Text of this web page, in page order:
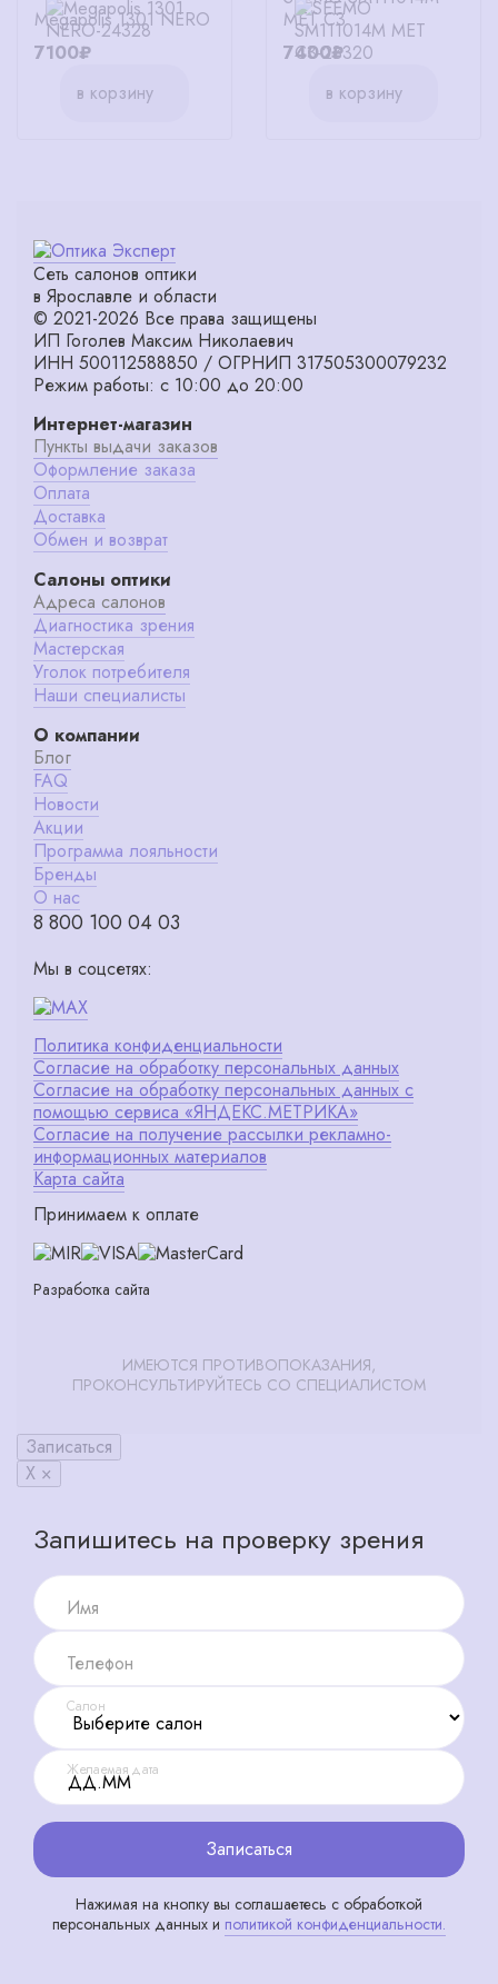
Megapolis 1301 NERO
7100₽
в корзину
MET C3
7400₽
в корзину
Сеть салонов оптики
в Ярославле и области
© 2021-2026 Все права защищены
ИП Гоголев Максим Николаевич
ИНН 500112588850 / ОГРНИП 317505300079232
Режим работы: с 10:00 до 20:00
Интернет-магазин
Пункты выдачи заказов
Оформление заказа
Оплата
Доставка
Обмен и возврат
Салоны оптики
Адреса салонов
Диагностика зрения
Мастерская
Уголок потребителя
Наши специалисты
О компании
Блог
FAQ
Новости
Акции
Программа лояльности
Бренды
О нас
8 800 100 04 03
Мы в соцсетях:
Политика конфиденциальности
Согласие на обработку персональных данных
Согласие на обработку персональных данных с
помощью сервиса «ЯНДЕКС.МЕТРИКА»
Согласие на получение рассылки рекламно-
информационных материалов
Карта сайта
Принимаем к оплате
Разработка сайта
ИМЕЮТСЯ ПРОТИВОПОКАЗАНИЯ,
ПРОКОНСУЛЬТИРУЙТЕСЬ СО СПЕЦИАЛИСТОМ
Записаться
X ×
Запишитесь на проверку зрения
Имя
Телефон
Салон
Желаемая дата
Записаться
Нажимая на кнопку вы соглашаетесь с обработкой
персональных данных и политикой конфиденциальности.